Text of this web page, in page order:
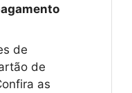
de
de
as